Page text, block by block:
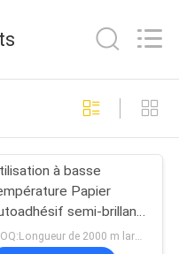
39
à basse
Papier
semi-brillant
fruits de mer
MOQ:Longueur de 2000 m largeur de 1070 mm